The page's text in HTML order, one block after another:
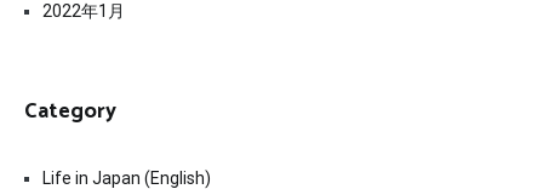
2022年1月
Category
Life in Japan (English)